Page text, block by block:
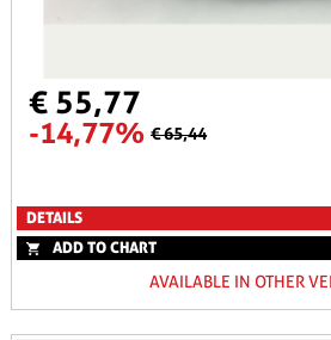
€ 55,77
-14,77% € 65,44
DETAILS
ADD TO CHART
AVAILABLE IN OTHER